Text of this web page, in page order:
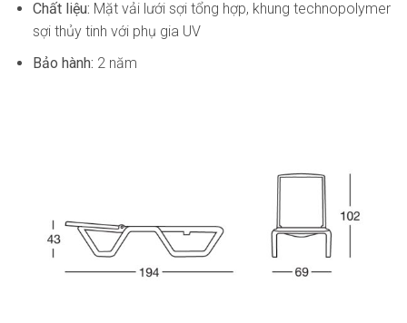
Chất liệu: Mặt vải lưới sợi tổng hợp, khung technopolymer
sợi thủy tinh với phụ gia UV
Bảo hành: 2 năm